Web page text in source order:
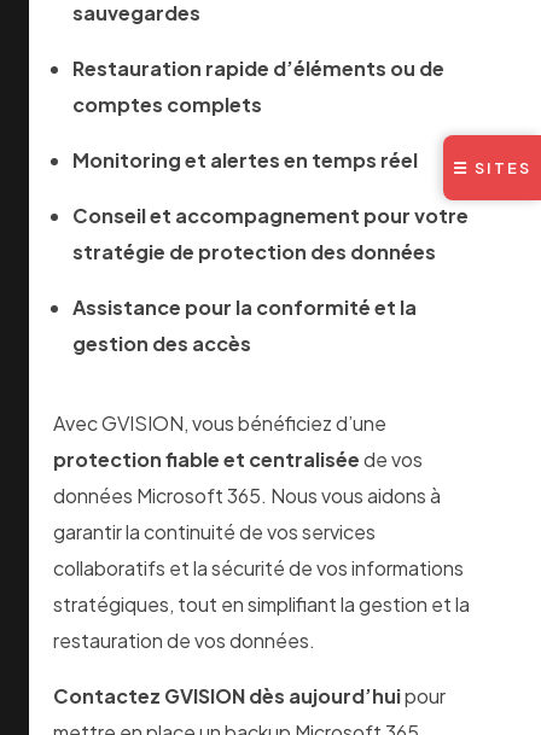
Microsoft Intunepour
restreindre l’accès aux outils de restauration aux
Support local en français :Une équipe basée en
disponible en cas d’urgence, pour une restauration
Questions
Microsoft Teams est-il inclus dans la sauvegarde
Où sont physiquement stockées mes
Dans des datacenters européens certifiés, conformes
Centre pour la
Cybersécurité Belgique (CCB)
sauvegardes
Restauration rapide d’éléments ou de
comptes complets
Monitoring et alertes en temps réel
Conseil et accompagnement pour votre
stratégie de protection des données
Assistance pour la conformité et la
gestion des accès
Avec GVISION, vous bénéficiez d’une
protection fiable et centraliséede vos
données Microsoft 365. Nous vous aidons à
garantir la continuité de vos services
collaboratifs et la sécurité de vos informations
stratégiques, tout en simplifiant la gestion et la
restauration de vos données.
Contactez GVISION dès aujourd’huipour
☰ SITES